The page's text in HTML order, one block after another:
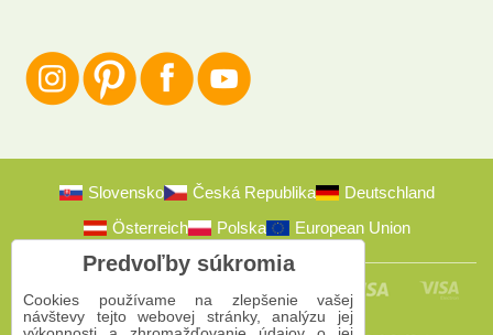
Slovensko Česká Republika
Deutschland
Österreich
Polska European Union
Predvoľby súkromia
Cookies používame na zlepšenie vašej
návštevy tejto webovej stránky, analýzu jej